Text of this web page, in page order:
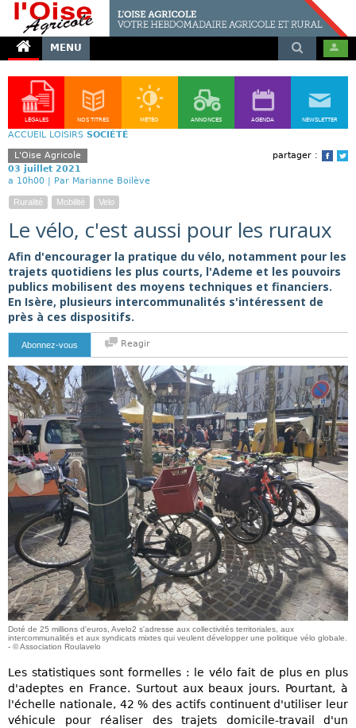
MENU
LÉGALES NOS TITRES MÉTÉO ANNONCES AGENDA NEWSLETTER
ACCUEIL LOISIRS SOCIÉTÉ
partager :
L'Oise Agricole
03 juillet 2021
a 10h00 | Par Marianne Boilève
Ruralité Mobilité Velo
Le vélo, c'est aussi pour les ruraux
Afin d'encourager la pratique du vélo, notamment pour les
trajets quotidiens les plus courts, l'Ademe et les pouvoirs
publics mobilisent des moyens techniques et financiers.
En Isère, plusieurs intercommunalités s'intéressent de
près à ces dispositifs.
Abonnez-vous Reagir
Doté de 25 millions d'euros, Avelo2 s'adresse aux collectivités territoriales, aux
intercommunalités et aux syndicats mixtes qui veulent développer une politique vélo globale.
- © Association Roulavelo
Les statistiques sont formelles : le vélo fait de plus en plus
d'adeptes en France. Surtout aux beaux jours. Pourtant, à
l'échelle nationale, 42 % des actifs continuent d'utiliser leur
véhicule pour réaliser des trajets domicile-travail d'un